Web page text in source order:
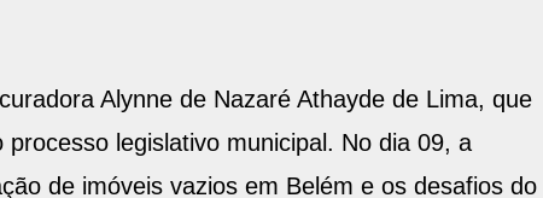
Alynne de Nazaré Athayde de Lima, que
legislativo municipal. No dia 09, a
de imóveis vazios em Belém e os desafios do